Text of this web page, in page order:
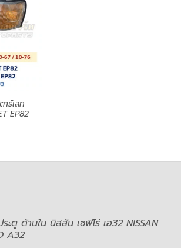
าร์เลท
EP82
ะตู ด้านใน นิสสัน เซฟิโร่ เอ32 NISSAN
A32